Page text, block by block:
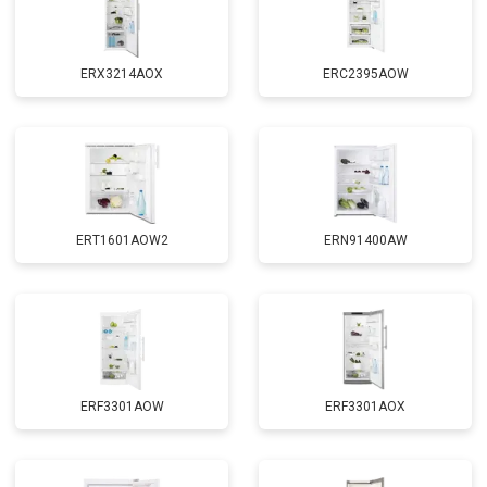
ERX3214AOX ERC2395AOW
ERT1601AOW2 ERN91400AW
ERF3301AOW ERF3301AOX